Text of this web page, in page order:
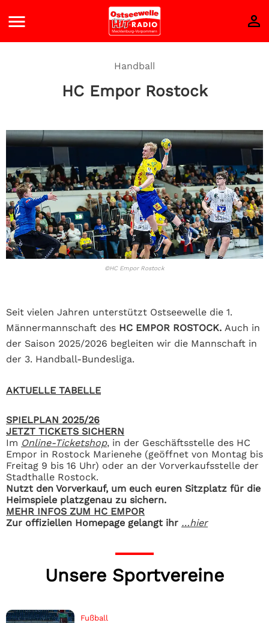
Handball
HC Empor Rostock
©HC Empor Rostock
Seit vielen Jahren unterstützt Ostseewelle die 1.
Männermannschaft des HC EMPOR ROSTOCK. Auch in
der Saison 2025/2026 begleiten wir die Mannschaft in
der 3. Handball-Bundesliga.
AKTUELLE TABELLE
SPIELPLAN 2025/26
JETZT TICKETS SICHERN
Im Online-Ticketshop, in der Geschäftsstelle des HC
Empor in Rostock Marienehe (geöffnet von Montag bis
Freitag 9 bis 16 Uhr) oder an der Vorverkaufsstelle der
Stadthalle Rostock.
Nutzt den Vorverkauf, um euch euren Sitzplatz für die
Heimspiele platzgenau zu sichern.
MEHR INFOS ZUM HC EMPOR
Zur offiziellen Homepage gelangt ihr …hier
Unsere Sportvereine
Fußball